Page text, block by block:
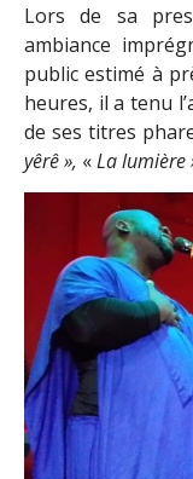
Lors de sa
ambiance
public estimé à
heures, il a tenu
de ses titres
yêrê», «La lumière